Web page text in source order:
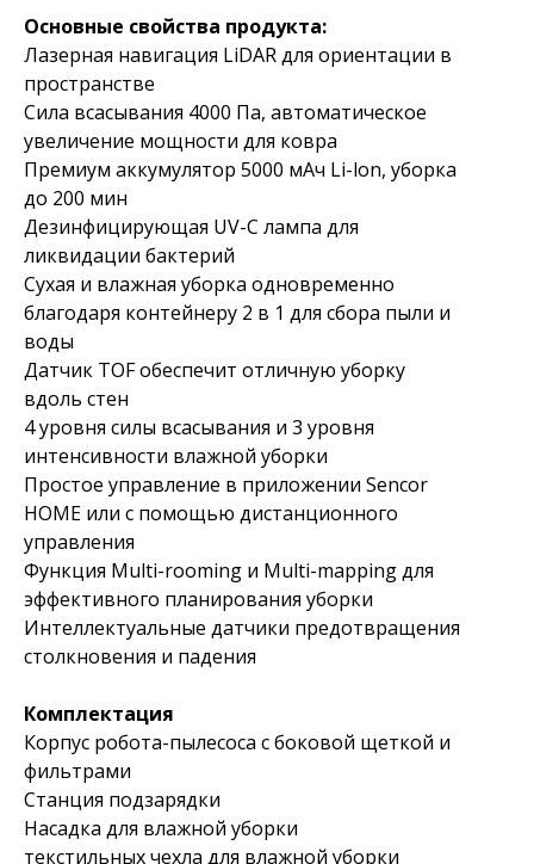
Основные свойства продукта:
Лазерная навигация LiDAR для ориентации в
пространстве
Сила всасывания 4000 Па, автоматическое
увеличение мощности для ковра
Премиум аккумулятор 5000 мАч Li-lon, уборка
до 200 мин
Дезинфицирующая UV-C лампа для
ликвидации бактерий
Сухая и влажная уборка одновременно
благодаря контейнеру 2 в 1 для сбора пыли и
воды
Датчик TOF обеспечит отличную уборку
вдоль стен
4 уровня силы всасывания и 3 уровня
интенсивности влажной уборки
Простое управление в приложении Sencor
HOME или с помощью дистанционного
управления
Функция Multi-rooming и Multi-mapping для
эффективного планирования уборки
Интеллектуальные датчики предотвращения
столкновения и падения
Комплектация
Корпус робота-пылесоса с боковой щеткой и
фильтрами
Станция подзарядки
Насадка для влажной уборки
текстильных чехла для влажной уборки